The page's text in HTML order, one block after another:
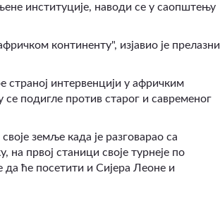
институције, наводи се у саопштењу
континенту", изјавио је прелазни
страној интервенцији у афричким
подигле против старог и савременог
земље када је разговарао са
првој станици своје турнеје по
да ће посетити и Сијера Леоне и